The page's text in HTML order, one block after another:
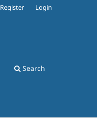
Search
Register Login